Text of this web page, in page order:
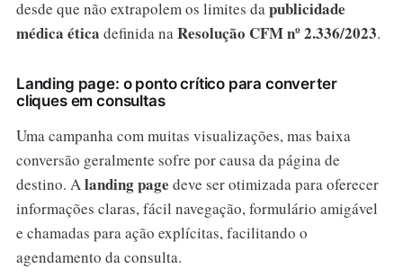
desde que não extrapolem os limites dapublicidade
médica ética definida naResolução CFM nº 2.336/2023.
Landing page: o ponto crítico para converter
cliques em consultas
Uma campanha com muitas visualizações, mas baixa
conversão geralmente sofre por causa da página de
destino. Alanding page deve ser otimizada para oferecer
informações claras, fácil navegação, formulário amigável
e chamadas para ação explícitas, facilitando o
agendamento da consulta.